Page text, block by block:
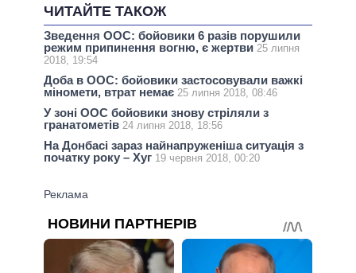
ЧИТАЙТЕ ТАКОЖ
Зведення ООС: бойовики 6 разів порушили
режим припинення вогню, є жертви 25 липня
2018, 19:54
Доба в ООС: бойовики застосовували важкі
міномети, втрат немає 25 липня 2018, 08:46
У зоні ООС бойовики знову стріляли з
гранатометів 24 липня 2018, 18:56
На Донбасі зараз найнапруженіша ситуація з
початку року – Хуг 19 червня 2018, 00:20